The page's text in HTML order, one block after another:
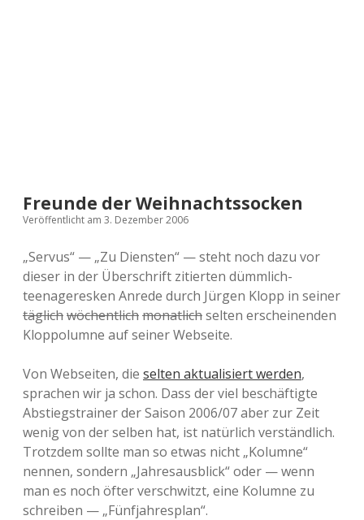
Freunde der Weihnachtssocken
Veröffentlicht am 3. Dezember 2006
„Servus“ — „Zu Diensten“ — steht noch dazu vor
dieser in der Überschrift zitierten dümmlich-
teenageresken Anrede durch Jürgen Klopp in seiner
täglichwöchentlichmonatlichselten erscheinenden
Kloppolumne auf seiner Webseite.
Von Webseiten, die selten aktualisiert werden,
sprachen wir ja schon. Dass der viel beschäftigte
Abstiegstrainer der Saison 2006/07 aber zur Zeit
wenig von der selben hat, ist natürlich verständlich.
Trotzdem sollte man so etwas nicht „Kolumne“
nennen, sondern „Jahresausblick“ oder — wenn
man es noch öfter verschwitzt, eine Kolumne zu
schreiben — „Fünfjahresplan“.